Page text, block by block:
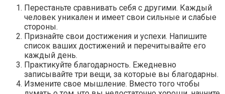
Перестаньте сравнивать себя с другими. Каждый
человек уникален и имеет свои сильные и слабые
стороны.
Признайте свои достижения и успехи. Напишите
список ваших достижений и перечитывайте его
каждый день.
Практикуйте благодарность. Ежедневно
записывайте три вещи, за которые вы благодарны.
Измените свое мышление. Вместо того чтобы